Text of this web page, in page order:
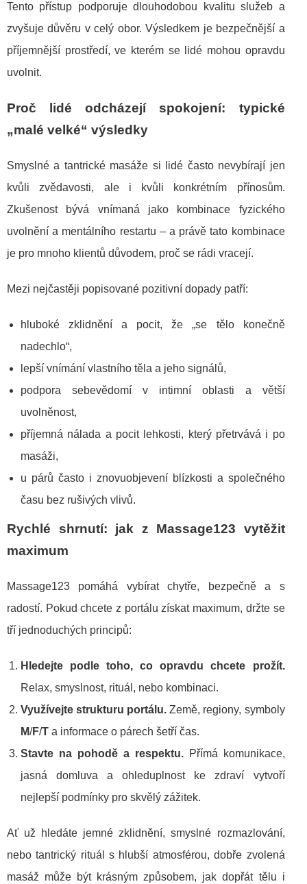
Tento přístup podporuje dlouhodobou kvalitu služeb a
zvyšuje důvěru v celý obor. Výsledkem je bezpečnější a
příjemnější prostředí, ve kterém se lidé mohou opravdu
uvolnit.
Proč lidé odcházejí spokojení: typické
„malé velké“ výsledky
Smyslné a tantrické masáže si lidé často nevybírají jen
kvůli zvědavosti, ale i kvůli konkrétním přínosům.
Zkušenost bývá vnímaná jako kombinace fyzického
uvolnění a mentálního restartu – a právě tato kombinace
je pro mnoho klientů důvodem, proč se rádi vracejí.
Mezi nejčastěji popisované pozitivní dopady patří:
hluboké zklidnění a pocit, že „se tělo konečně
nadechlo“,
lepší vnímání vlastního těla a jeho signálů,
podpora sebevědomí v intimní oblasti a větší
uvolněnost,
příjemná nálada a pocit lehkosti, který přetrvává i po
masáži,
u párů často i znovuobjevení blízkosti a společného
času bez rušivých vlivů.
Rychlé shrnutí: jak z Massage123 vytěžit
maximum
Massage123 pomáhá vybírat chytře, bezpečně a s
radostí. Pokud chcete z portálu získat maximum, držte se
tří jednoduchých principů:
Hledejte podle toho, co opravdu chcete prožít.
Relax, smyslnost, rituál, nebo kombinaci.
Využívejte strukturu portálu. Země, regiony, symboly
M/F/T a informace o párech šetří čas.
Stavte na pohodě a respektu.Přímá komunikace,
jasná domluva a ohleduplnost ke zdraví vytvoří
nejlepší podmínky pro skvělý zážitek.
Ať už hledáte jemné zklidnění, smyslné rozmazlování,
nebo tantrický rituál s hlubší atmosférou, dobře zvolená
masáž může být krásným způsobem, jak dopřát tělu i